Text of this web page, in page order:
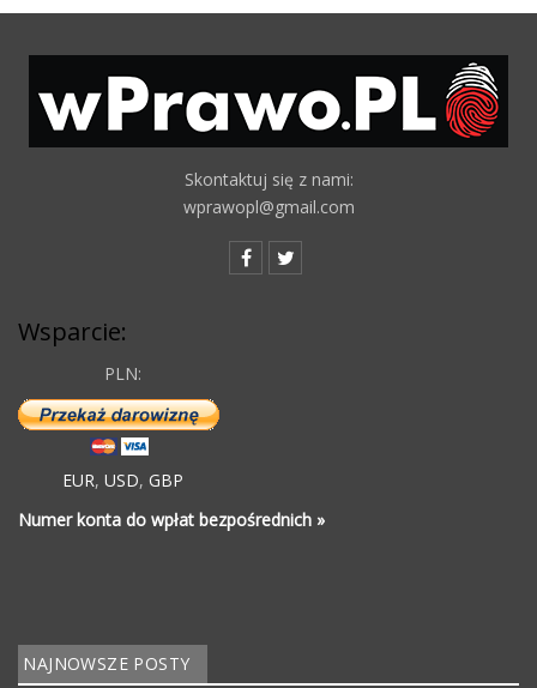
Skontaktuj się z nami:
wprawopl@gmail.com
Wsparcie:
PLN:
EUR, USD, GBP
Numer konta do wpłat bezpośrednich »
NAJNOWSZE POSTY